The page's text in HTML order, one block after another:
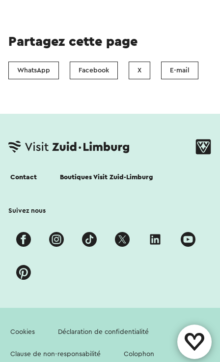
Partagez cette page
WhatsApp Facebook X E-mail
Contact Boutiques Visit Zuid-Limburg
Suivez nous
Cookies Déclaration de confidentialité
Clause de non-responsabilité Colophon